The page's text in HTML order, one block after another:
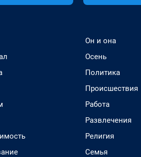
Он и она
Осень
Политика
Происшествия
Работа
Развлечения
Религия
Семья